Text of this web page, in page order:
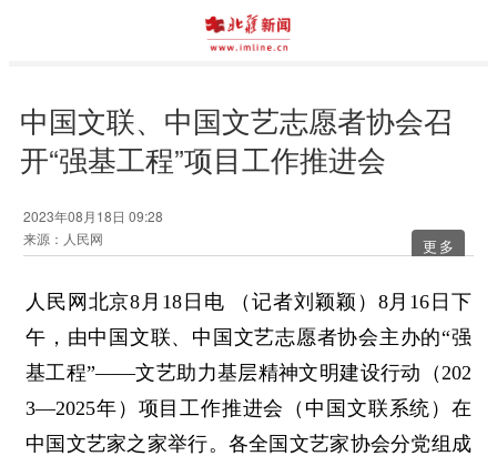
中国文联、中国文艺志愿者协会召
开“强基工程”项目工作推进会
2023年08月18日 09:28
来源：人民网
更多
人民网北京8月18日电 （记者刘颖颖）8月16日下
午，由中国文联、中国文艺志愿者协会主办的“强
基工程”——文艺助力基层精神文明建设行动（202
3—2025年）项目工作推进会（中国文联系统）在
中国文艺家之家举行。各全国文艺家协会分党组成